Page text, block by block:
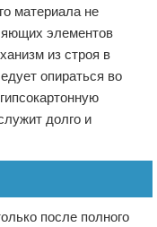
материала не
элементов
из строя в
опираться во
долго и
после полного